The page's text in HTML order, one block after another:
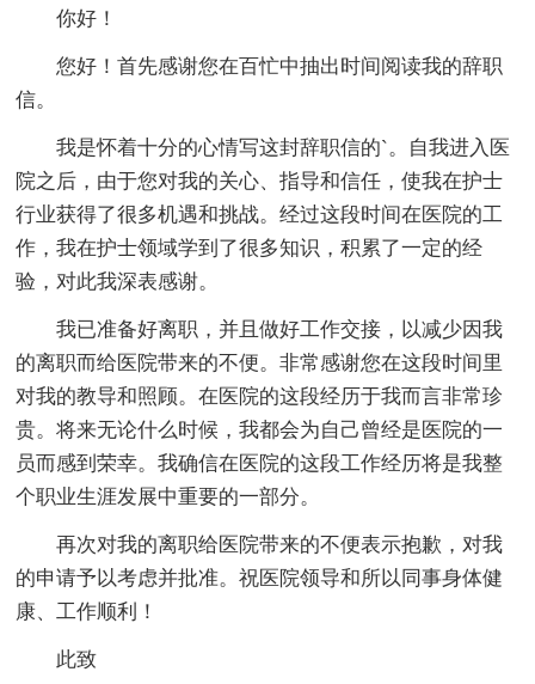
你好！
您好！首先感谢您在百忙中抽出时间阅读我的辞职
信。
我是怀着十分的心情写这封辞职信的`。自我进入医
院之后，由于您对我的关心、指导和信任，使我在护士
行业获得了很多机遇和挑战。经过这段时间在医院的工
作，我在护士领域学到了很多知识，积累了一定的经
验，对此我深表感谢。
我已准备好离职，并且做好工作交接，以减少因我
的离职而给医院带来的不便。非常感谢您在这段时间里
对我的教导和照顾。在医院的这段经历于我而言非常珍
贵。将来无论什么时候，我都会为自己曾经是医院的一
员而感到荣幸。我确信在医院的这段工作经历将是我整
个职业生涯发展中重要的一部分。
再次对我的离职给医院带来的不便表示抱歉，对我
的申请予以考虑并批准。祝医院领导和所以同事身体健
康、工作顺利！
此致